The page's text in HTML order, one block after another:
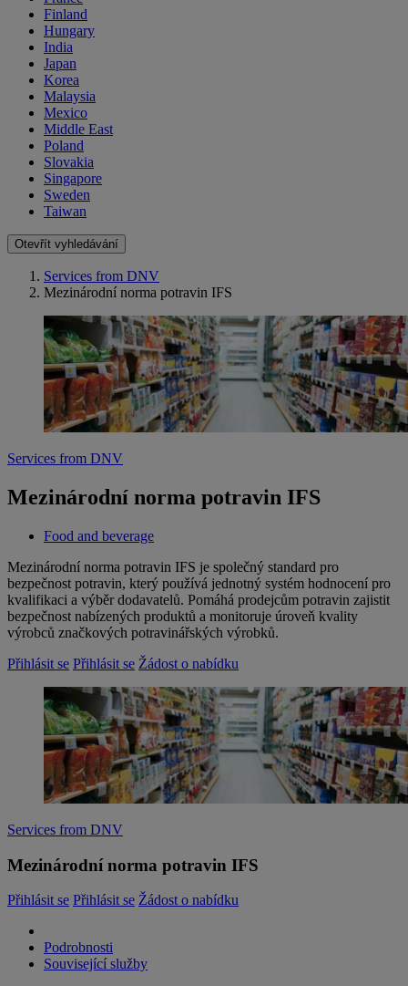
Finland
Hungary
India
Japan
Korea
Malaysia
Mexico
Middle East
Poland
Slovakia
Singapore
Sweden
Taiwan
Otevřít vyhledávání
Services from DNV
Mezinárodní norma potravin IFS
Services from DNV
Mezinárodní norma potravin IFS
Food and beverage
​Mezinárodní norma potravin IFS je společný standard pro
bezpečnost potravin, který používá jednotný systém hodnocení pro
kvalifikaci a výběr dodavatelů. Pomáhá prodejcům potravin zajistit
bezpečnost nabízených produktů a monitoruje úroveň kvality
výrobců značkových potravinářských výrobků.
Přihlásit se Přihlásit se Žádost o nabídku
Services from DNV
Mezinárodní norma potravin IFS
Přihlásit se Přihlásit se Žádost o nabídku
Podrobnosti
Související služby